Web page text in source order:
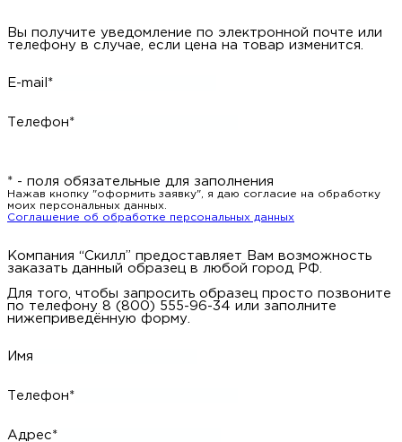
Вы получите уведомление по электронной почте или
телефону в случае, если цена на товар изменится.
E-mail*
Телефон*
* - поля обязательные для заполнения
Нажав кнопку "оформить заявку", я даю согласие на обработку
моих персональных данных.
Соглашение об обработке персональных данных
Компания “Скилл” предоставляет Вам возможность
заказать данный образец в любой город РФ.
Для того, чтобы запросить образец просто позвоните
по телефону 8 (800) 555-96-34 или заполните
нижеприведённую форму.
Имя
Телефон*
Адрес*